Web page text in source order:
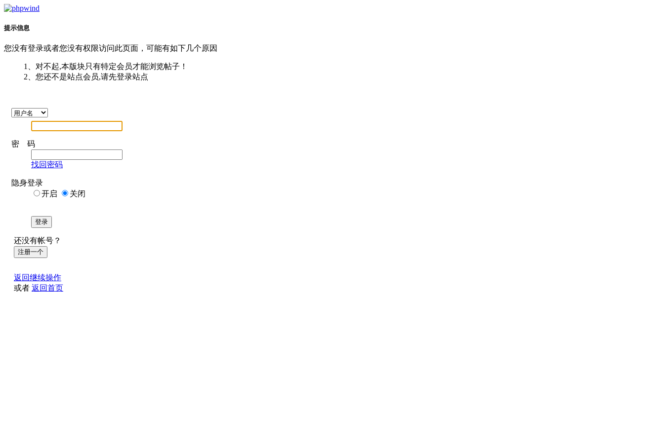
提示信息
您没有登录或者您没有权限访问此页面，可能有如下几个原因
1、对不起,本版块只有特定会员才能浏览帖子！
2、您还不是站点会员,请先登录站点
密 码
找回密码
隐身登录
开启
关闭
登录
还没有帐号？
注册一个
返回继续操作
或者 返回首页